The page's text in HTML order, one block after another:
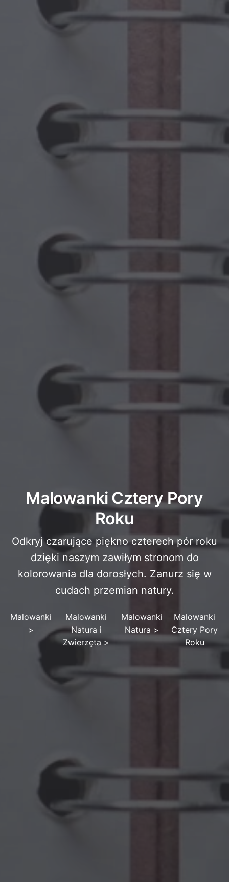
Malowanki Cztery Pory
Roku
Odkryj czarujące piękno czterech pór roku
dzięki naszym zawiłym stronom do
kolorowania dla dorosłych. Zanurz się w
cudach przemian natury.
Malowanki
>
Malowanki
Natura i
Zwierzęta >
Malowanki
Natura >
Malowanki
Cztery Pory
Roku